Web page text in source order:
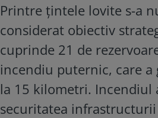
Printre țintele lovite s-a
considerat obiectiv
cuprinde 21 de
incendiu puternic, care
la 15 kilometri.
securitatea